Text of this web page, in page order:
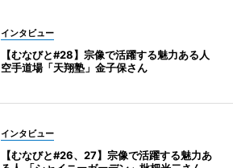
インタビュー
【むなびと#28】宗像で活躍する魅力ある人
空手道場「天翔塾」金子保さん
インタビュー
【むなびと#26、27】宗像で活躍する魅力あ